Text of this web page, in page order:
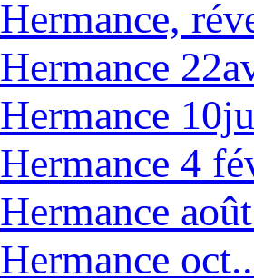
Hermance,
Hermance
Hermance
Hermance 4
Hermance
Hermance